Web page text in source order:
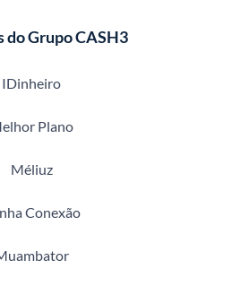
do Grupo CASH3
IDinheiro
Plano
Méliuz
Conexão